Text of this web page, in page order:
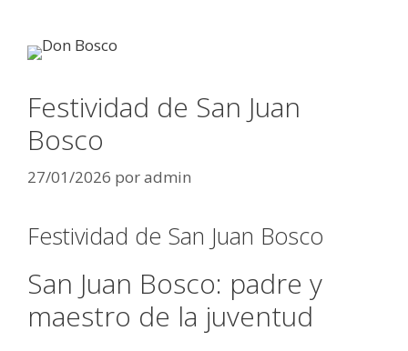
Festividad de San Juan
Bosco
27/01/2026 poradmin
Festividad de San Juan Bosco
San Juan Bosco: padre y
maestro de la juventud